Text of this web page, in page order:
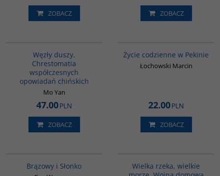
ZOBACZ ZOBACZ
Węzły duszy.
Chrestomatia
współczesnych
opowiadań chińskich
Mo Yan
47.00PLN
ZOBACZ
Życie codzienne w Pekinie
Łochowski Marcin
22.00PLN
ZOBACZ
Brązowy i Słonko
Wielka rzeka, wielkie